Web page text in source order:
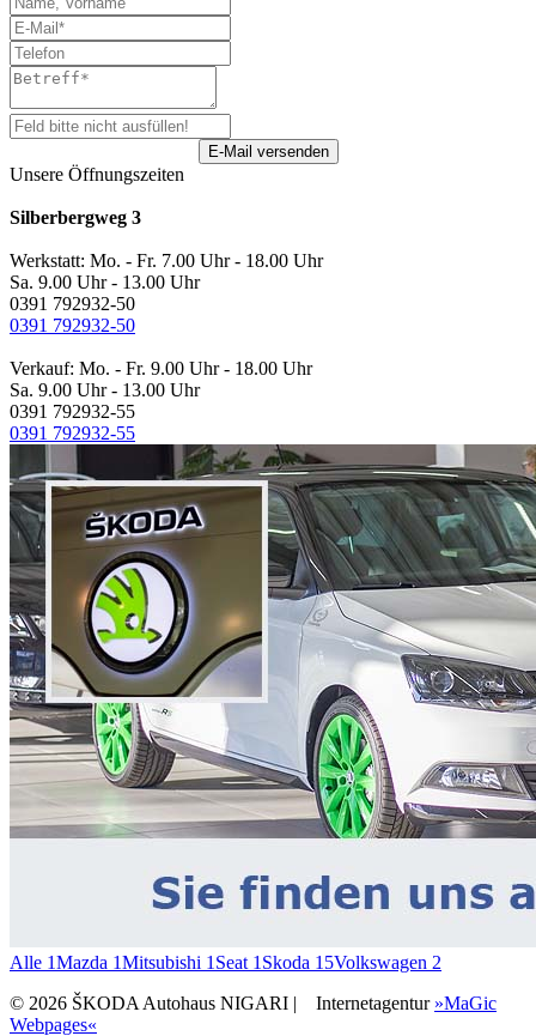
Unsere Öffnungszeiten
Silberbergweg 3
Werkstatt: Mo. - Fr. 7.00 Uhr - 18.00 Uhr
Sa. 9.00 Uhr - 13.00 Uhr
0391 792932-50
0391 792932-50
Verkauf: Mo. - Fr. 9.00 Uhr - 18.00 Uhr
Sa. 9.00 Uhr - 13.00 Uhr
0391 792932-55
0391 792932-55
Alle 1Mazda 1Mitsubishi 1 Seat 1 Skoda 15Volkswagen 2
© 2026 ŠKODA Autohaus NIGARI |
Internetagentur »MaGic
Webpages«